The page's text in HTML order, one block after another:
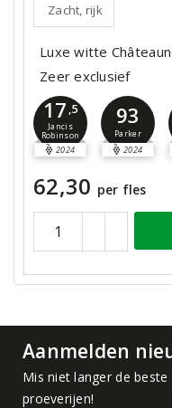
Zacht, rijk
Luxe witte
Zeer exclusief
17 ,5
Jancis
Robinson
2024
93
Parker
2024
62,30 per fles
Aanmelden
Mis niet langer de
proeverijen!